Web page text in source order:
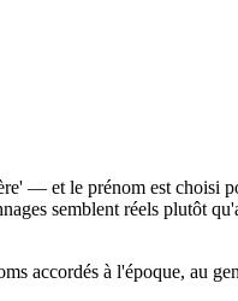
— et le prénom est choisi
semblent réels plutôt
accordés à l'époque, au